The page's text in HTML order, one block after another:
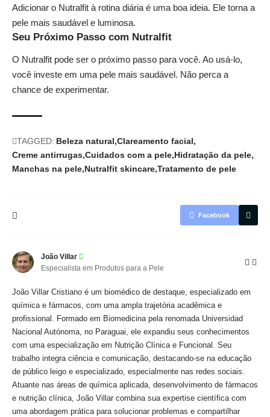
Adicionar o Nutralfit à rotina diária é uma boa ideia. Ele torna a
pele mais saudável e luminosa.
Seu Próximo Passo com Nutralfit
O Nutralfit pode ser o próximo passo para você. Ao usá-lo,
você investe em uma pele mais saudável. Não perca a
chance de experimentar.
TAGGED: Beleza natural Clareamento facial
Creme antirrugas Cuidados com a pele Hidratação da pele
Manchas na pele Nutralfit skincare Tratamento de pele
Facebook
João Villar
Especialista em Produtos para a Pele
João Villar Cristiano é um biomédico de destaque, especializado em
química e fármacos, com uma ampla trajetória acadêmica e
profissional. Formado em Biomedicina pela renomada Universidad
Nacional Autónoma, no Paraguai, ele expandiu seus conhecimentos
com uma especialização em Nutrição Clínica e Funcional. Seu
trabalho integra ciência e comunicação, destacando-se na educação
de público leigo e especializado, especialmente nas redes sociais.
Atuante nas áreas de química aplicada, desenvolvimento de fármacos
e nutrição clínica, João Villar combina sua expertise científica com
uma abordagem prática para solucionar problemas e compartilhar